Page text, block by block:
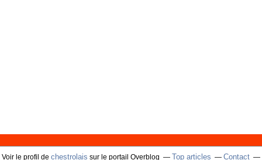
Voir le profil de chestrolais sur le portail Overblog Top articles Contact